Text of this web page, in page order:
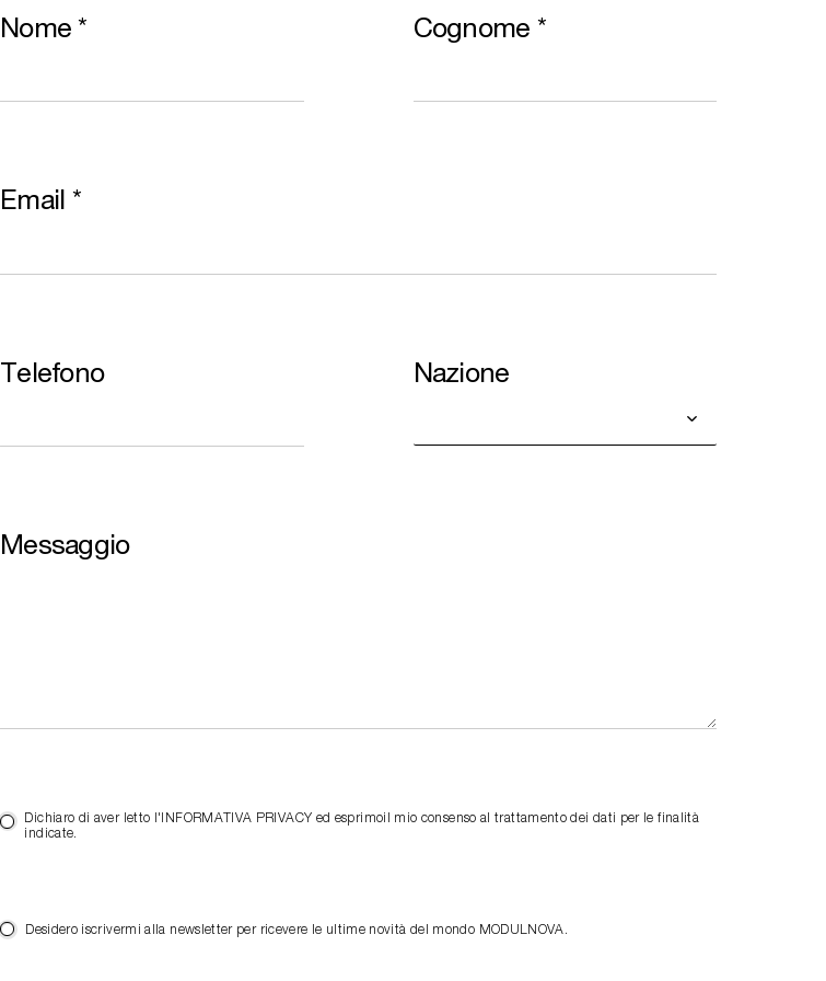
Nome * Cognome *
Email *
Telefono Nazione
Messaggio
Dichiaro di aver letto l'INFORMATIVA PRIVACY ed esprimoil mio consenso al trattamento dei dati per le finalità
indicate.
Desidero iscrivermi alla newsletter per ricevere le ultime novità del mondo MODULNOVA.